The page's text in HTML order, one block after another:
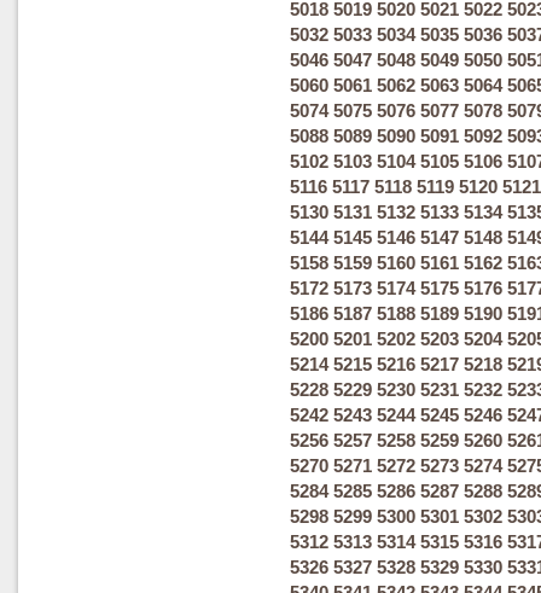
5018 5019 5020 5021 5022
5032 5033 5034 5035 5036
5046 5047 5048 5049 5050
5060 5061 5062 5063 5064
5074 5075 5076 5077 5078
5088 5089 5090 5091 5092
5102 5103 5104 5105 5106
5116 5117 5118 5119 5120 5121
5130 5131 5132 5133 5134
5144 5145 5146 5147 5148
5158 5159 5160 5161 5162
5172 5173 5174 5175 5176
5186 5187 5188 5189 5190
5200 5201 5202 5203 5204
5214 5215 5216 5217 5218
5228 5229 5230 5231 5232
5242 5243 5244 5245 5246
5256 5257 5258 5259 5260
5270 5271 5272 5273 5274
5284 5285 5286 5287 5288
5298 5299 5300 5301 5302
5312 5313 5314 5315 5316
5326 5327 5328 5329 5330